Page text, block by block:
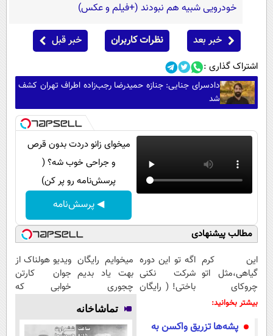
خودرویی شبیه هم نبودند (+فیلم و عکس)
خبر بعد نظرات کاربران خبر قبل
اشتراک گذاری :
دادسرای جنایی: جنازه حمیدرضا رجب‌زاده اطراف تهران کشف
شد
میخوای زانو دردت بدون قرص
و جراحی خوب شه؟ (
پرسش‌نامه رو پر کن)
◀ پرسش‌نامه
مطالب پیشنهادی
این کرم
گیاهی،مثل اتو
چروکای
پوستتوصاف
اگه تو این دوره
شرکت نکنی
باختی! ( رایگان
میخوایم رایگان
بهت یاد بدیم
چجوری
پولدارشی! باور
نداری امتحانش
مجانیه
ویدیو هولناک از
جوان کارتن
خوابی که
بیشتر بخوانید:
پشه‌ها تزریق واکسن به
تماشاخانه